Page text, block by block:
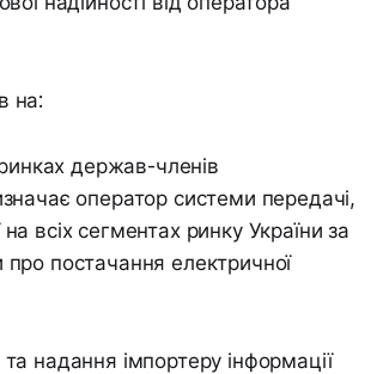
на:
ринках держав-членів
оператор системи передачі,
всіх сегментах ринку України за
постачання електричної
надання імпортеру інформації